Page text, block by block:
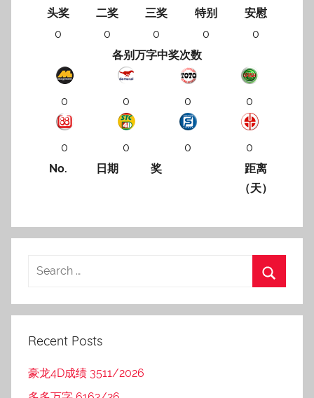
头奖
二奖 三奖 特别
安慰
0
0 0 0
0
各别万字中奖次数
0 0 0 0
0 0 0
0
No.
日期 奖
距离
（天）
Recent Posts
豪龙4D成绩 3511/2026